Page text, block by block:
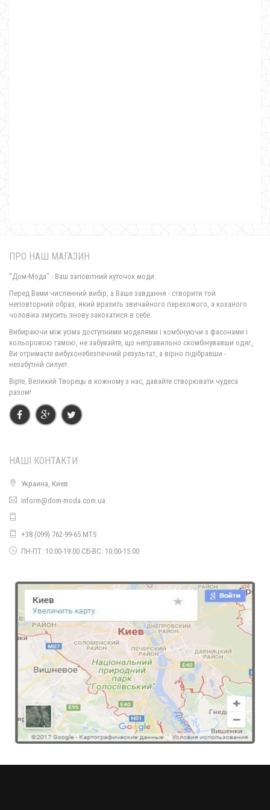
590.00грн.
Красивий жіночий гольф з вирізом норма і батал
660.00грн.
ПРО НАШ МАГАЗИН
"Дом-Мода" - Ваш заповітний куточок моди.
Перед Вами численний вибір, а Ваше завдання - створити той
неповторний образ, який вразить звичайного перехожого, а коханого
чоловіка змусить знову закохатися в себе.
Вибираючи між усіма доступними моделями і комбінуючи з фасонами і
кольоровою гамою, не забувайте, що неправильно скомбінувавши одяг,
Ви отримаєте вибухонебезпечний результат, а вірно підібравши -
незабутній силует.
Вірте, Великий Творець в кожному з нас, давайте створювати чудеса
разом!
НАШІ КОНТАКТИ
Украина, Киев
inform@dom-moda.com.ua
+38 (099) 762-99-65 MTS
ПН-ПТ: 10:00-19:00 СБ-ВС: 10:00-15:00